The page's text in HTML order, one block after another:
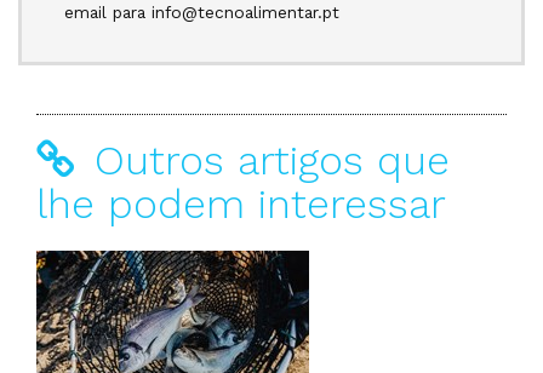
email para info@tecnoalimentar.pt
Outros artigos que
lhe podem interessar